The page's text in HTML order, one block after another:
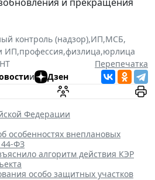
контроль (надзор),ИП,МСБ,
ИП,профессия,физлица,юрлица
Перепечатка
и Дзен
Федерации
особенностях внеплановых
44-ФЗ
алгоритм действия КЭР
особо защитных участков